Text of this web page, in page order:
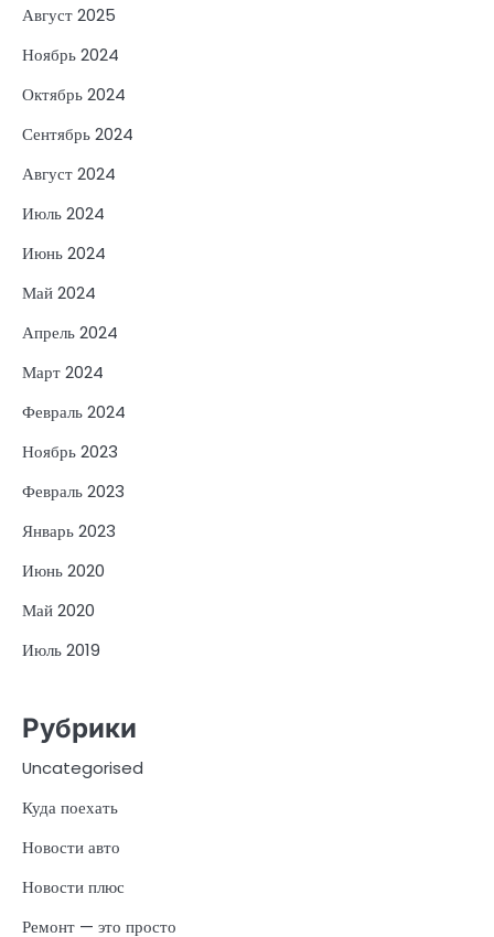
Август 2025
Ноябрь 2024
Октябрь 2024
Сентябрь 2024
Август 2024
Июль 2024
Июнь 2024
Май 2024
Апрель 2024
Март 2024
Февраль 2024
Ноябрь 2023
Февраль 2023
Январь 2023
Июнь 2020
Май 2020
Июль 2019
Рубрики
Uncategorised
Куда поехать
Новости авто
Новости плюс
Ремонт — это просто